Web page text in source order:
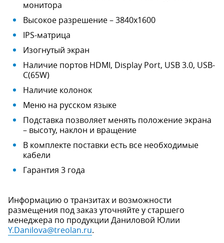
монитора
Высокое разрешение – 3840х1600
IPS-матрица
Изогнутый экран
Наличие портов HDMI, Display Port, USB 3.0, USB-
C(65W)
Наличие колонок
Меню на русском языке
Подставка позволяет менять положение экрана
– высоту, наклон и вращение
В комплекте поставки есть все необходимые
кабели
Гарантия 3 года
Информацию о транзитах и возможности
размещения под заказ уточняйте у старшего
менеджера по продукции Даниловой Юлии
Y.Danilova@treolan.ru.